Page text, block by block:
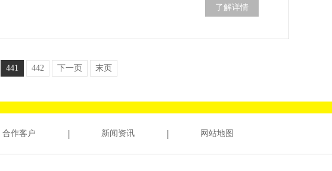
了解详情
441 442 下一页 末页
合作客户 新闻资讯 网站地图